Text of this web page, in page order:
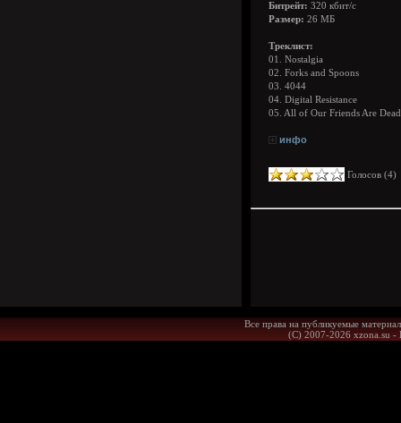
Битрейт: 320 кбит/с
Размер: 26 МБ
Треклист:
01. Nostalgia
02. Forks and Spoons
03. 4044
04. Digital Resistance
05. All of Our Friends Are Dead
инфо
Голосов (4
Все права на публикуемые
(С) 2007-2026 xzona.su -